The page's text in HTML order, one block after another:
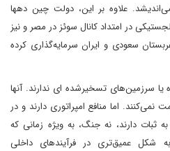
علاوه بر این، دولت چین دهها
در امتداد کانال سوئز در مصر و نیز
سعودی و ایران سرمایه‌گذاری کرده
سرزمین‌های تسخیرشده ای ندارند. آنها
اما منافع امپراتوری دارند و در
ثبات دارند، نه جنگ، به ویژه زمانی که
شکل عمیق‌تری در فرآیندهای داخلی